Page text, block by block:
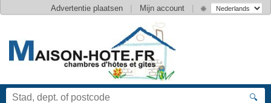
Advertentie plaatsen | Mijn account | 🌐
🔍